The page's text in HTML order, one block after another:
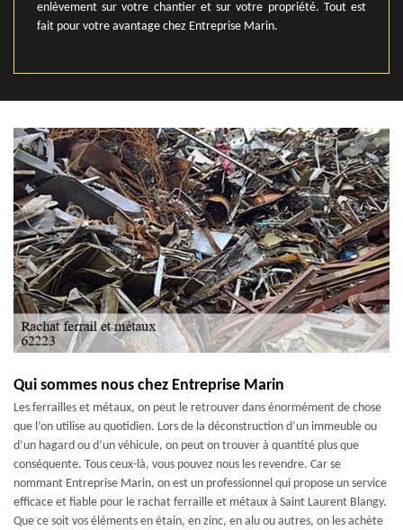
enlèvement sur votre chantier et sur votre propriété. Tout est
fait pour votre avantage chez Entreprise Marin.
Qui sommes nous chez Entreprise Marin
Les ferrailles et métaux, on peut le retrouver dans énormément de chose
que l’on utilise au quotidien. Lors de la déconstruction d’un immeuble ou
d’un hagard ou d’un véhicule, on peut on trouver à quantité plus que
conséquente. Tous ceux-là, vous pouvez nous les revendre. Car se
nommant Entreprise Marin, on est un professionnel qui propose un service
efficace et fiable pour le rachat ferraille et métaux à Saint Laurent Blangy.
Que ce soit vos éléments en étain, en zinc, en alu ou autres, on les achète